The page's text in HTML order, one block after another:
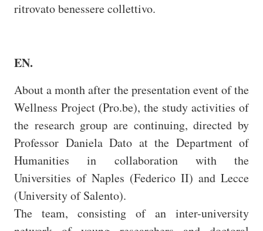
ritrovato benessere collettivo.
EN.
About a month after the presentation event of the
Wellness Project (Pro.be), the study activities of
the research group are continuing, directed by
Professor Daniela Dato at the Department of
Humanities in collaboration with the
Universities of Naples (Federico II) and Lecce
(University of Salento).
The team, consisting of an inter-university